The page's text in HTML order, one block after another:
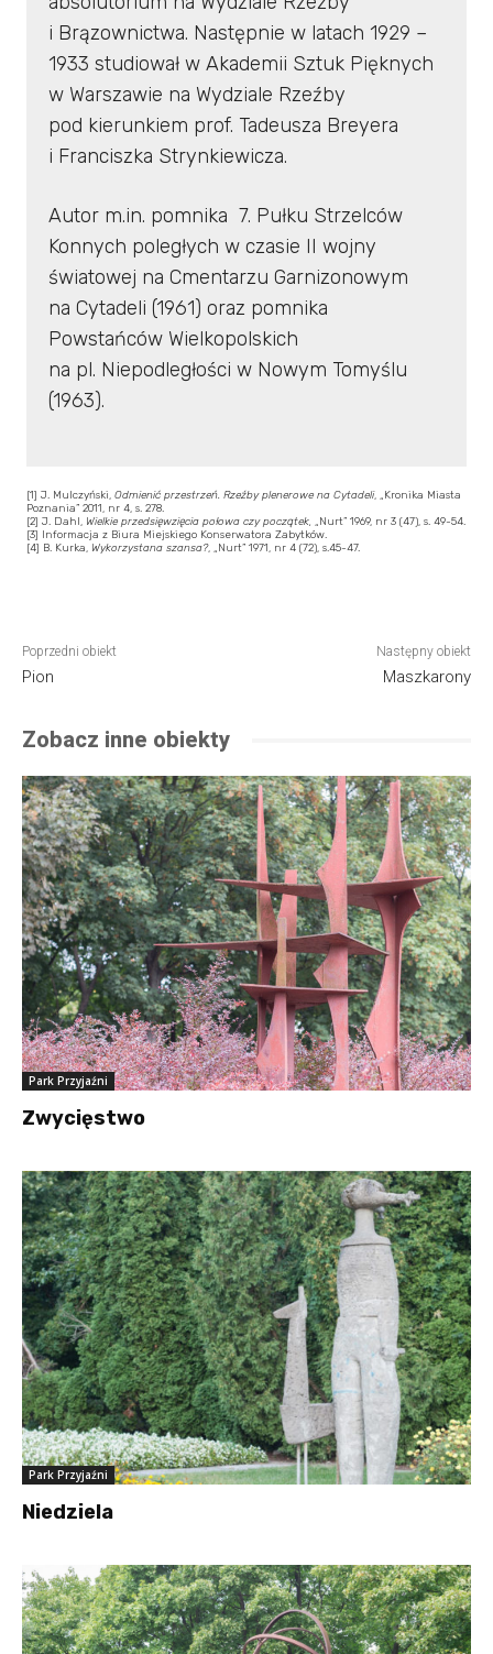
i Brązownictwa. Następnie w latach 1929 –
1933 studiował w Akademii Sztuk Pięknych
w Warszawie na Wydziale Rzeźby
pod kierunkiem prof. Tadeusza Breyera
i Franciszka Strynkiewicza.
Autor m.in. pomnika 7. Pułku Strzelców
Konnych poległych w czasie II wojny
światowej na Cmentarzu Garnizonowym
na Cytadeli (1961) oraz pomnika
Powstańców Wielkopolskich
na pl. Niepodległości w Nowym Tomyślu
(1963).
[1] J. Mulczyński,Odmienić przestrzeń. Rzeźby plenerowe na Cytadeli, „Kronika Miasta
Poznania” 2011, nr 4, s. 278.
[2] J. Dahl, Wielkie przedsięwzięcia połowa czy początek,„Nurt” 1969, nr 3 (47), s. 49-54.
[3] Informacja z Biura Miejskiego Konserwatora Zabytków.
[4] B. Kurka, Wykorzystana szansa?, „Nurt” 1971, nr 4 (72), s.45-47.
Poprzedni obiekt
Pion
Następny obiekt
Maszkarony
Zobacz inne obiekty
Park Przyjaźni
Zwycięstwo
Park Przyjaźni
Niedziela